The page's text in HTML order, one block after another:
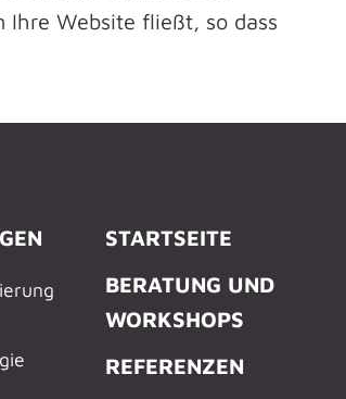
Ihre Website fließt, so dass
STARTSEITE
BERATUNG UND
WORKSHOPS
REFERENZEN